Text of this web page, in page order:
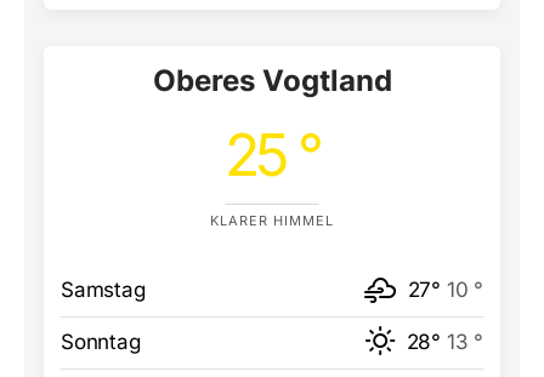
Oberes Vogtland
25 °
KLARER HIMMEL
Samstag 27° 10 °
Sonntag 28° 13 °